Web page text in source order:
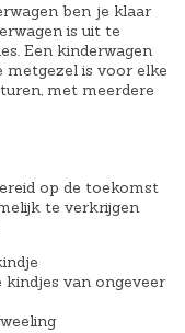
ben je klaar
is uit te
Een kinderwagen
metgezel is voor elke
met meerdere
op de toekomst
te verkrijgen
kindjes van ongeveer